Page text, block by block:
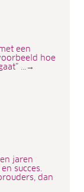
een
hoe
...→
jaren
succes.
dan